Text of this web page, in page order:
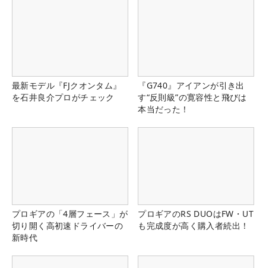
最新モデル『FJクオンタム』
を石井良介プロがチェック
『G740』アイアンが引き出
す“反則級”の寛容性と飛びは
本当だった！
プロギアの「4層フェース」が
切り開く高初速ドライバーの
新時代
プロギアのRS DUOはFW・UT
も完成度が高く購入者続出！